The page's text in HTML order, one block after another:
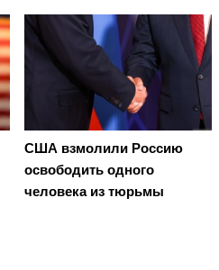
США взмолили Россию
освободить одного
человека из тюрьмы